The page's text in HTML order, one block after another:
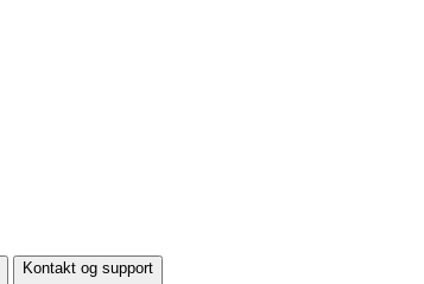
Kontakt og support